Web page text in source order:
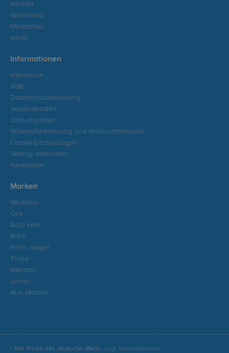
Kontakt
Warenkorb
Merkzettel
Konto
Informationen
Impressum
AGB
Datenschutzerklärung
Versandkosten
Zahlungsarten
Widerrufsbelehrung und Widerrufsformular
Cookie-Einstellungen
Vertrag widerrufen
Newsletter
Marken
Westfalia
Oris
Auto Hak
Brink
Erich Jaeger
Thule
Menabo
Junior
Alle Marken
* Alle Preise inkl. deutscher MwSt., zzgl. Versandkosten